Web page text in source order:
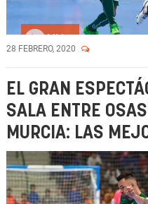
28 FEBRERO, 2020
EL GRAN
SALA ENTRE
MURCIA: LAS